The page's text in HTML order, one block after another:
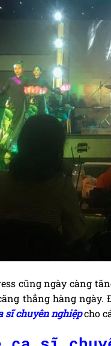
cũng ngày càng
thẳng hàng
sĩ chuyên nghiệpcho